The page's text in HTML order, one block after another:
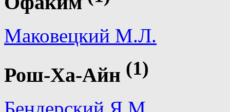
Маковецкий М.Л.
Рош-Ха-Айн (1)